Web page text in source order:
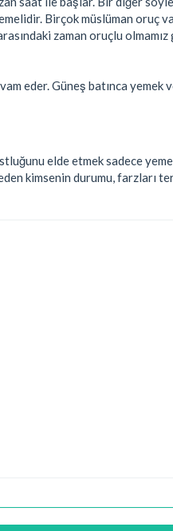
Birçok müslüman oruç
zaman oruçlu olmamız
eder. Güneş batınca yemek
elde etmek sadece
kimsenin durumu, farzları